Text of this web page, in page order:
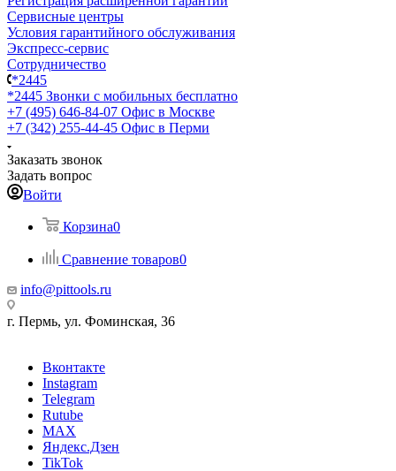
Сервисные центры
Условия гарантийного обслуживания
Экспресс-сервис
Сотрудничество
*2445
*2445 Звонки с мобильных бесплатно
+7 (495) 646-84-07 Офис в Москве
+7 (342) 255-44-45 Офис в Перми
Заказать звонок
Задать вопрос
Войти
Корзина0
Сравнение товаров0
info@pittools.ru
г. Пермь, ул. Фоминская, 36
Вконтакте
Instagram
Telegram
Rutube
MAX
Яндекс.Дзен
TikTok